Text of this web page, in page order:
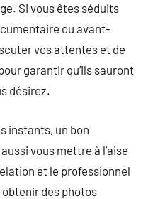
Si vous êtes séduits
ou avant-
vos attentes et de
garantir qu’ils sauront
désirez.
instants, un bon
vous mettre à l’aise
et le professionnel
des photos